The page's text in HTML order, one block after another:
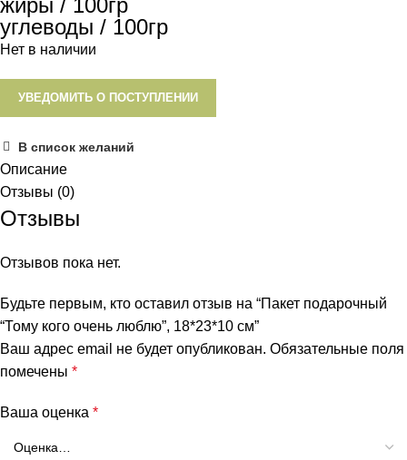
углеводы / 100гр
Нет в наличии
УВЕДОМИТЬ О ПОСТУПЛЕНИИ
В список желаний
Описание
Отзывы (0)
Отзывы
Отзывов пока нет.
Будьте первым, кто оставил отзыв на “Пакет подарочный
“Тому кого очень люблю”, 18*23*10 см”
Ваш адрес email не будет опубликован. Обязательные поля
помечены *
Ваша оценка *